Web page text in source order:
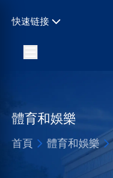
快速链接
體育和娛樂
首頁 體育和娛樂